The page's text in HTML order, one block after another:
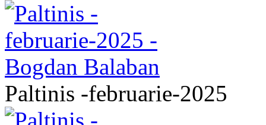
Paltinis -februarie-2025